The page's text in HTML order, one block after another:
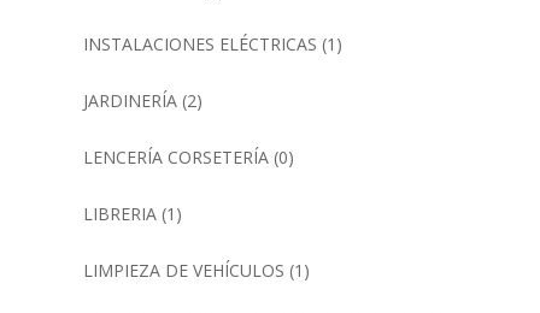
INSTALACIONES ELÉCTRICAS (1)
JARDINERÍA(2)
LENCERÍA CORSETERÍA(0)
LIBRERIA(1)
LIMPIEZA DE VEHÍCULOS (1)